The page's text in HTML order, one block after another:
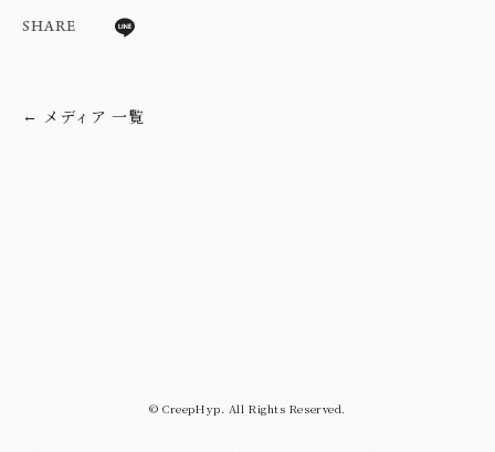
SHARE
← メディア 一覧
© CreepHyp. All Rights Reserved.